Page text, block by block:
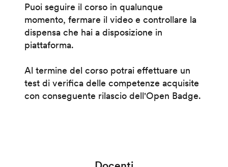
Puoi seguire il corso in qualunque
momento, fermare il video e controllare la
dispensa che hai a disposizione in
piattaforma.
Al termine del corso potrai effettuare un
test di verifica delle competenze acquisite
con conseguente rilascio dell'Open Badge.